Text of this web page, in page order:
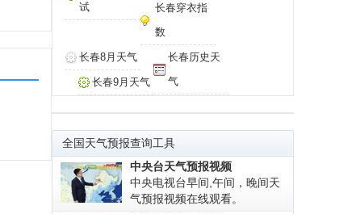
试
长春穿衣指
数
长春历史天
气
长春8月天气
长春9月天气
全国天气预报查询工具
中央台天气预报视频
中央电视台早间,午间，晚间天
气预报视频在线观看。